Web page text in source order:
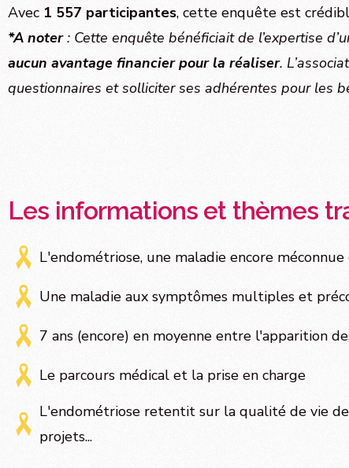
Avec 1 557 participantes, cette enquête est
*A noter: Cette enquête bénéficiait de l’expertise
aucun avantage financier pour la réaliser.
questionnaires et solliciter ses adhérentes pour les
Les informations et thèmes
L'endométriose, une maladie encore
Une maladie aux symptômes multiples et
7 ans (encore) en moyenne entre l'apparition
Le parcours médical et la prise en charge
L'endométriose retentit sur la qualité de vie
projets...